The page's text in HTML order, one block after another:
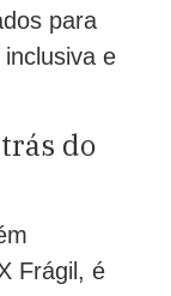
para
e
do
Frágil, é